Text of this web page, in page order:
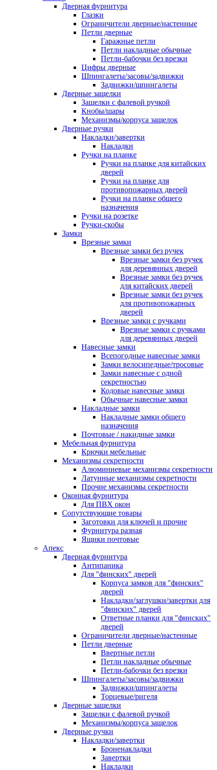
Дверная фурнитура
Глазки
Ограничители дверные/настенные
Петли дверные
Гаражные петли
Петли накладные обычные
Петли-бабочки без врезки
Цифры дверные
Шпингалеты/засовы/задвижки
Задвижки/шпингалеты
Дверные защелки
Защелки с фалевой ручкой
Кнобы/шары
Механизмы/корпуса защелок
Дверные ручки
Накладки/завертки
Накладки
Ручки на планке
Ручки на планке для китайских
дверей
Ручки на планке для
противопожарных дверей
Ручки на планке общего
назначения
Ручки на розетке
Ручки-скобы
Замки
Врезные замки
Врезные замки без ручек
Врезные замки без ручек
для деревянных дверей
Врезные замки без ручек
для китайских дверей
Врезные замки без ручек
для противопожарных
дверей
Врезные замки с ручками
Врезные замки с ручками
для деревянных дверей
Навесные замки
Всепогодные навесные замки
Замки велосипедные/тросовые
Замки навесные с одной
секретностью
Кодовые навесные замки
Обычные навесные замки
Накладные замки
Накладные замки общего
назначения
Почтовые / накидные замки
Мебельная фурнитура
Крючки мебельные
Механизмы секретности
Алюминиевые механизмы секретности
Латунные механизмы секретности
Прочие механизмы секретности
Оконная фурнитура
Для ПВХ окон
Сопутствующие товары
Заготовки для ключей и прочие
Фурнитура разная
Ящики почтовые
Апекс
Дверная фурнитура
Антипаника
Для "финских" дверей
Корпуса замков для "финских"
дверей
Накладки/заглушки/завертки для
"финских" дверей
Ответные планки для "финских"
дверей
Ограничители дверные/настенные
Петли дверные
Ввертные петли
Петли накладные обычные
Петли-бабочки без врезки
Шпингалеты/засовы/задвижки
Задвижки/шпингалеты
Торцевые/ригеля
Дверные защелки
Защелки с фалевой ручкой
Механизмы/корпуса защелок
Дверные ручки
Накладки/завертки
Броненакладки
Завертки
Накладки